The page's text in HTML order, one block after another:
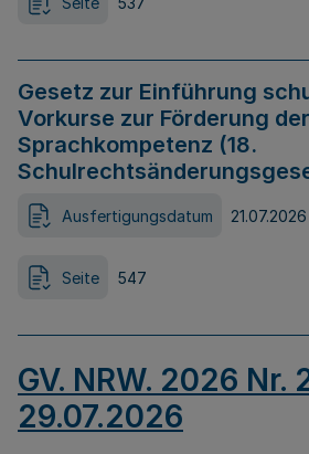
Gesetz zur Einführung
Vorkurse zur Förderung der
Sprachkompetenz (18.
Ausfertigungsdatum 21.07.2026
Seite 547
GV. NRW. 2026 Nr.
29.07.2026